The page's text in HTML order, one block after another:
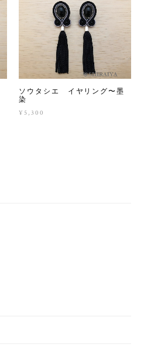
ソウタシエ イヤリング〜墨
染
¥5,300